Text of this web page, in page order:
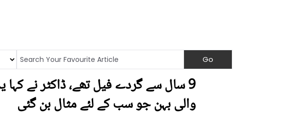
والی بہن جو سب کے لئے مثال بن گئی